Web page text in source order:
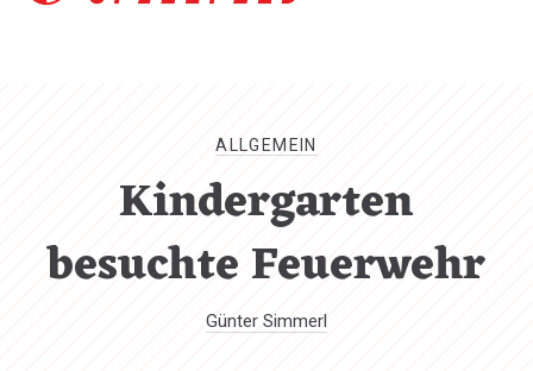
ALLGEMEIN
Kindergarten
besuchte Feuerwehr
Günter Simmerl